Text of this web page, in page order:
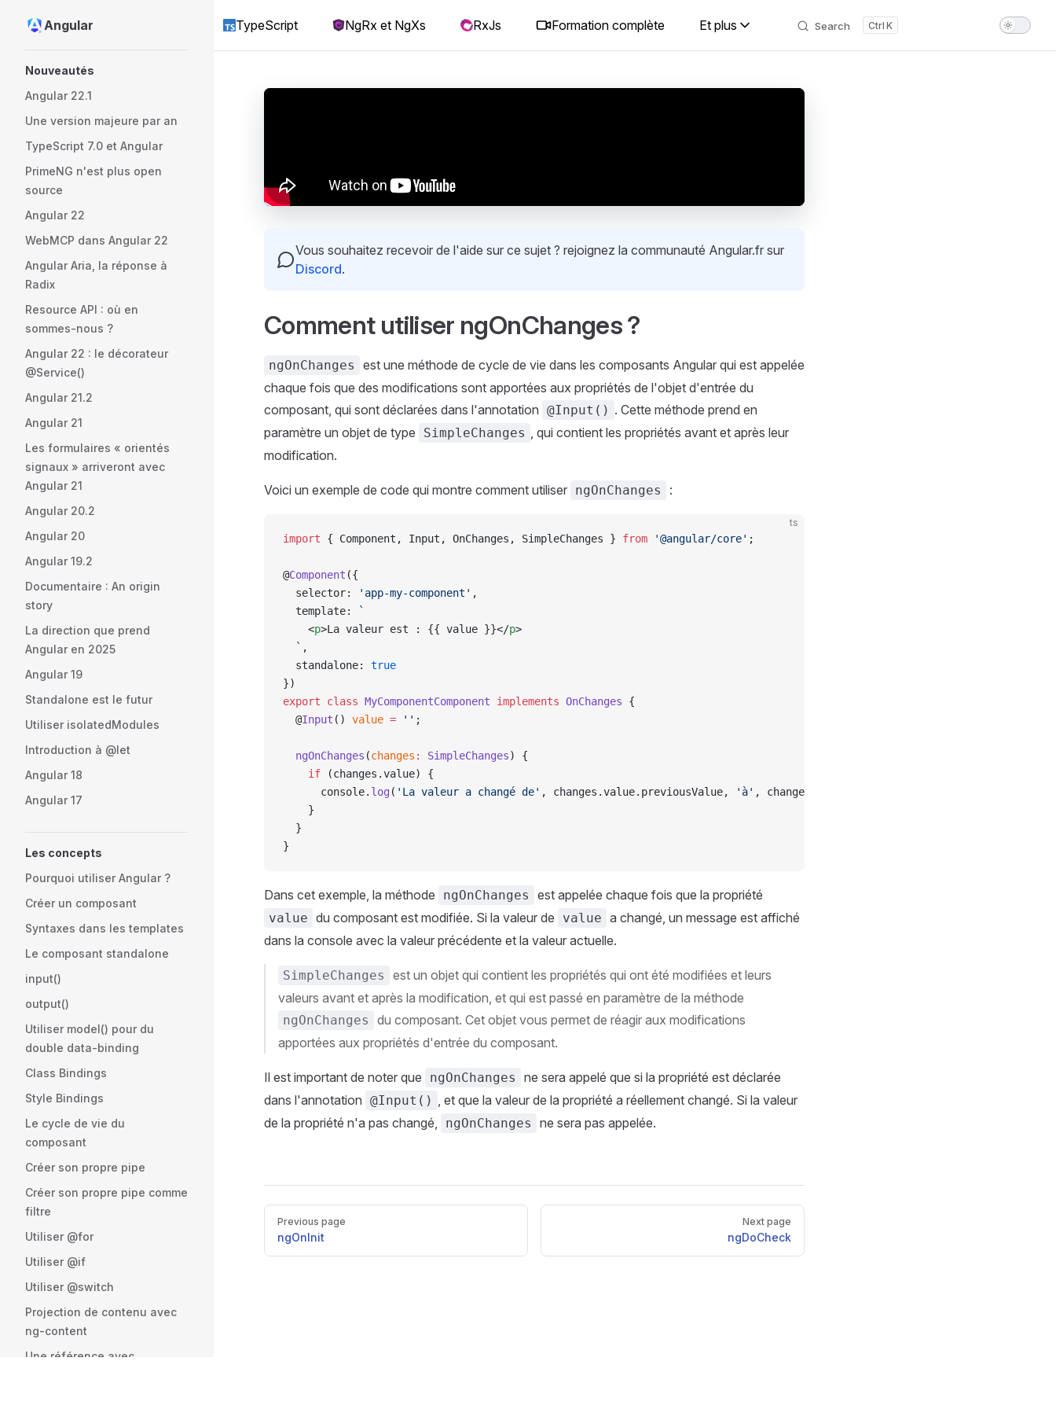
Skip to content
Angular TypeScript NgRx et NgXs RxJs Formation complète Et plus Search K
Nouveautés
Angular 22.1
Une version majeure par an
TypeScript 7.0 et Angular
PrimeNG n'est plus open
source
Angular 22
WebMCP dans Angular 22
Angular Aria, la réponse à
Radix
Resource API : où en
sommes-nous ?
Angular 22 : le décorateur
@Service()
Angular 21.2
Angular 21
Les formulaires « orientés
signaux » arriveront avec
Angular 21
Angular 20.2
Angular 20
Angular 19.2
Documentaire : An origin
story
La direction que prend
Angular en 2025
Angular 19
Standalone est le futur
Utiliser isolatedModules
Introduction à @let
Angular 18
Angular 17
Les concepts
Pourquoi utiliser Angular ?
Créer un composant
Syntaxes dans les templates
Le composant standalone
input()
output()
Utiliser model() pour du
double data-binding
Class Bindings
Style Bindings
Le cycle de vie du
composant
Créer son propre pipe
Créer son propre pipe comme
filtre
Utiliser @for
Utiliser @if
Utiliser @switch
Projection de contenu avec
ng-content
Une référence avec
Vous souhaitez recevoir de l'aide sur ce sujet ? rejoignez la communauté Angular.fr sur
Discord.
Comment utiliser ngOnChanges ?
ngOnChanges
est une méthode de cycle de vie dans les composants Angular qui est appelée
chaque fois que des modifications sont apportées aux propriétés de l'objet d'entrée du
composant, qui sont déclarées dans l'annotation @Input() . Cette méthode prend en
paramètre un objet de type
SimpleChanges , qui contient les propriétés avant et après leur
modification.
Voici un exemple de code qui montre comment utiliser ngOnChanges :
ts
import { Component, Input, OnChanges, SimpleChanges } from '@angular/core' ;
@Component ({
  selector:
'app-my-component' ,
  template:
`
    <
p>La valeur est : {{ value }}</p>
  `
,
  standalone:
true
})
export class MyComponentComponent implements OnChanges {
  @
Input () value = '' ;
  ngOnChanges
(changes : SimpleChanges) {
    if
(changes.value) {
      console.
log ( 'La valeur a changé de' , changes.value.previousValue, 'à' , changes.value.currentValue);
    }
  }
}
Dans cet exemple, la méthode ngOnChanges est appelée chaque fois que la propriété
value du composant est modifiée. Si la valeur de value a changé, un message est affiché
dans la console avec la valeur précédente et la valeur actuelle.
SimpleChanges
est un objet qui contient les propriétés qui ont été modifiées et leurs
valeurs avant et après la modification, et qui est passé en paramètre de la méthode
ngOnChanges
du composant. Cet objet vous permet de réagir aux modifications
apportées aux propriétés d'entrée du composant.
Il est important de noter que ngOnChanges
ne sera appelé que si la propriété est déclarée
dans l'annotation @Input() , et que la valeur de la propriété a réellement changé. Si la valeur
de la propriété n'a pas changé,
ngOnChanges ne sera pas appelée.
Pager
Previous page
ngOnInit
Next page
ngDoCheck